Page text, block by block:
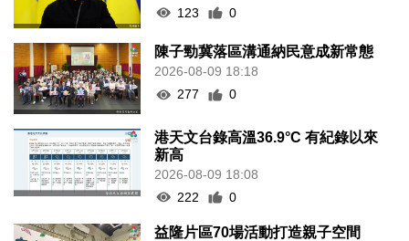
123
0
陳子勁冀落區溝通納民意成新常態
2026-08-09 18:18
277
0
港天文台錄高溫36.9°C 有紀錄以來
新高
2026-08-09 18:08
222
0
益隆片區70場活動打造親子空間